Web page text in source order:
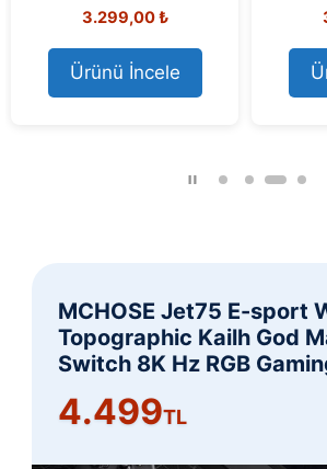
4.71
out of 5
3.299,00₺
Ürünü İncele
MCHOSE Jet75 E-sport
Topographic Kailh God
Switch 8K Hz RGB
4.499TL